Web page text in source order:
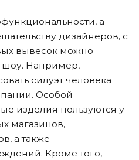
а
дизайнеров, с
вывесок можно
шоу. Например,
силуэт человека
Особой
изделия пользуются у
магазинов,
а также
Кроме того,